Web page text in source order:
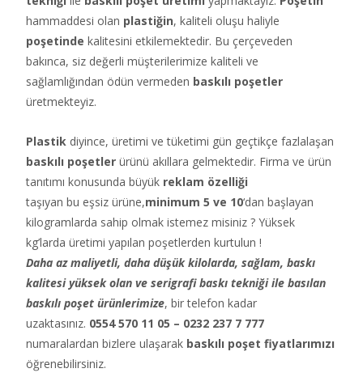
hammaddesi olan plastiğin, kaliteli oluşu haliyle
poşetinde kalitesini etkilemektedir. Bu çerçeveden
bakınca, siz değerli müşterilerimize kaliteli ve
sağlamlığından ödün vermeden baskılı poşetler
üretmekteyiz.
Plastik diyince, üretimi ve tüketimi gün geçtikçe fazlalaşan
baskılı poşetler ürünü akıllara gelmektedir. Firma ve ürün
tanıtımı konusunda büyük reklam özelliği
taşıyan bu eşsiz ürüne,minimum 5 ve 10‘dan başlayan
kilogramlarda sahip olmak istemez misiniz ? Yüksek
kg’larda üretimi yapılan poşetlerden kurtulun !
Daha az maliyetli, daha düşük kilolarda, sağlam, baskı
kalitesi yüksek olan ve serigrafi baskı tekniği ile basılan
baskılı poşet ürünlerimize, bir telefon kadar
uzaktasınız. 0554 570 11 05 – 0232 237 7 777
numaralardan bizlere ulaşarak baskılı poşet fiyatlarımızı
öğrenebilirsiniz.